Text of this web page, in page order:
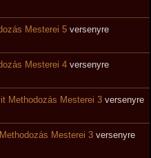
Mesterei 5 versenyre
Mesterei 4 versenyre
Methodozás Mesterei 3 versenyre
Mesterei 3 versenyre